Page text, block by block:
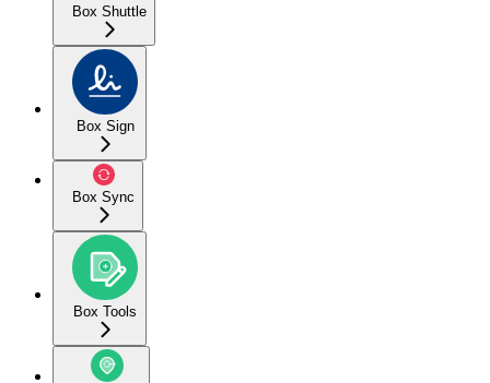
Box Shuttle
Box Sign
Box Sync
Box Tools